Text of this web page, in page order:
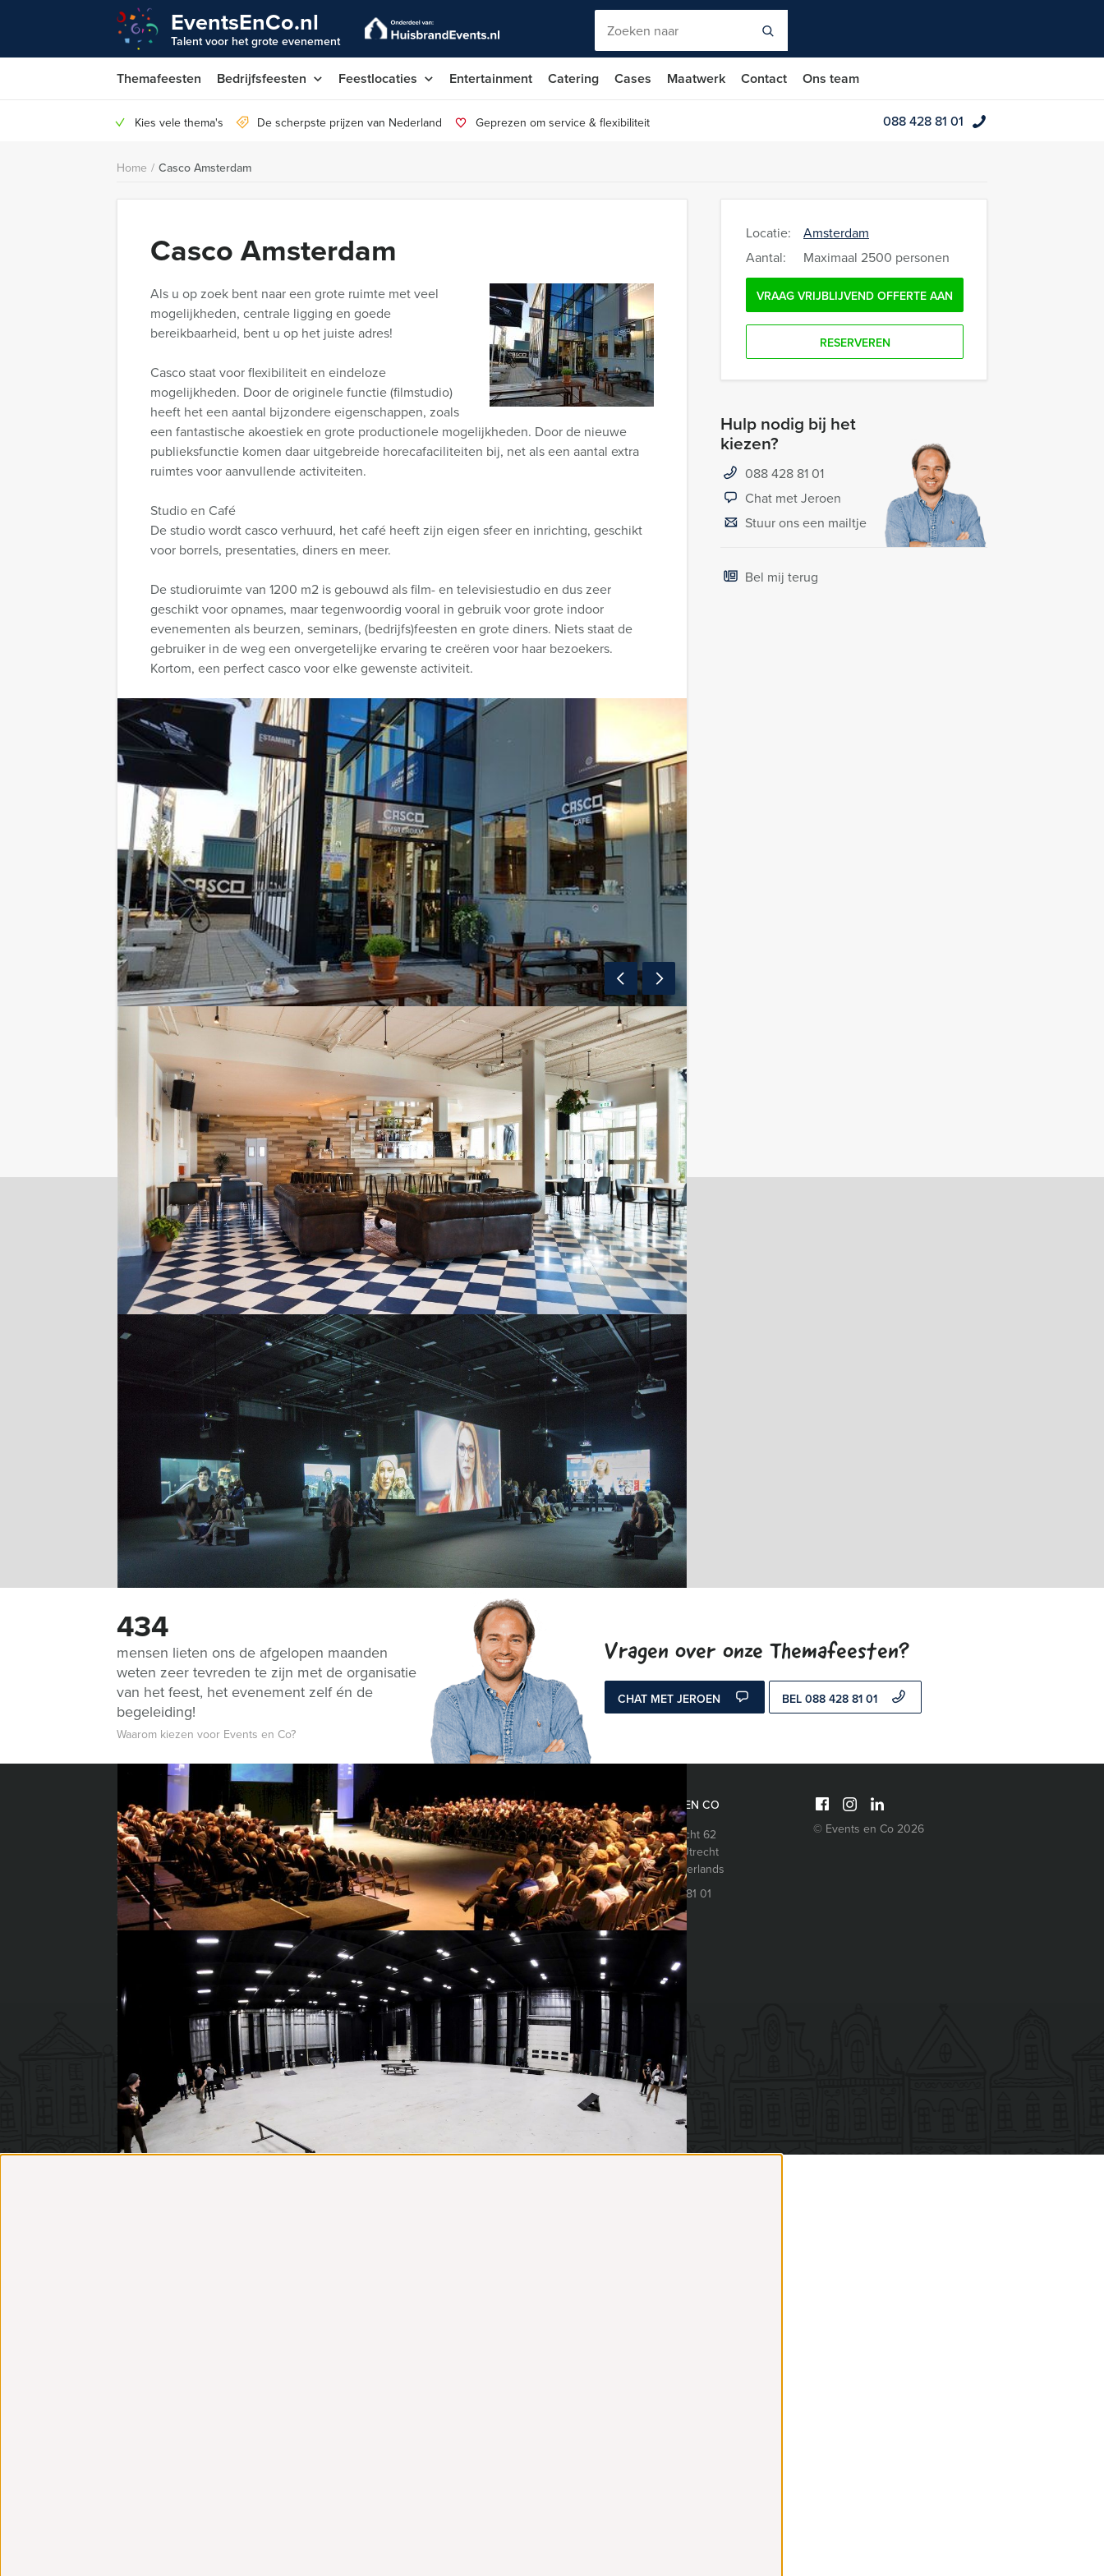
EventsEnCo.nl
Talent voor het grote evenement
Themafeesten Bedrijfsfeesten Feestlocaties Entertainment Catering Cases Maatwerk Contact Ons team
Kies vele thema's De scherpste prijzen van Nederland Geprezen om service & flexibiliteit 088 428 81 01
Home / Casco Amsterdam
Casco Amsterdam
Als u op zoek bent naar een grote ruimte met veel
mogelijkheden, centrale ligging en goede
bereikbaarheid, bent u op het juiste adres!
Casco staat voor flexibiliteit en eindeloze
mogelijkheden. Door de originele functie (filmstudio)
heeft het een aantal bijzondere eigenschappen, zoals
een fantastische akoestiek en grote productionele mogelijkheden. Door de nieuwe
publieksfunctie komen daar uitgebreide horecafaciliteiten bij, net als een aantal extra
ruimtes voor aanvullende activiteiten.
Studio en Café
De studio wordt casco verhuurd, het café heeft zijn eigen sfeer en inrichting, geschikt
voor borrels, presentaties, diners en meer.
De studioruimte van 1200 m2 is gebouwd als film- en televisiestudio en dus zeer
geschikt voor opnames, maar tegenwoordig vooral in gebruik voor grote indoor
evenementen als beurzen, seminars, (bedrijfs)feesten en grote diners. Niets staat de
gebruiker in de weg een onvergetelijke ervaring te creëren voor haar bezoekers.
Kortom, een perfect casco voor elke gewenste activiteit.
Locatie:
Amsterdam
Aantal:
Maximaal 2500 personen
VRAAG VRIJBLIJVEND OFFERTE AAN
RESERVEREN
Hulp nodig bij het
kiezen?
088 428 81 01
Chat met Jeroen
Stuur ons een mailtje
Bel mij terug
Locaties in de buurt van Casco Amsterdam
434
mensen lieten ons de afgelopen maanden
weten zeer tevreden te zijn met de organisatie
van het feest, het evenement zelf én de
begeleiding!
Waarom kiezen voor Events en Co?
Vragen over onze Themafeesten?
CHAT MET JEROEN BEL 088 428 81 01
INFORMATIE
Privacy- en cookieverklaring
Algemene voorwaarden
Annuleringsverzekering
Vraag & antwoord
Categorieën
Cases
Organisatie
Activiteiten
Vacatures
Services
Sitemap
Links
Presentaties
Cases
CATEGORIEËN
Acts
Arcade Games
Attributen
Bands
Bedrijfsfeest
Catering
Dansacts
DJ’s
Entertainers
Entertainment
Kansspelen
Karaoke
Kermisattracties
Muzikanten
Ontvangst
Oud Hollandse spellen
Personeelsfeest
Proeverijen
Quizzen
Shows
Simulators
Spelcomputers
Spellen
Themafeesten
Typetjes
Zangers en zangeressen
EVENTS EN CO
Oudegracht 62
3511 AS Utrecht
The Netherlands
088 428 81 01
© Events en Co 2026